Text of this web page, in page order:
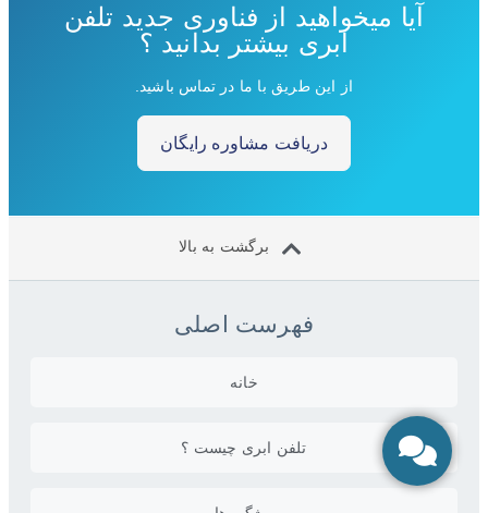
آیا میخواهید از فناوری جدید تلفن
ابری بیشتر بدانید ؟
از این طریق با ما در تماس باشید.
دریافت مشاوره رایگان
برگشت به بالا
فهرست اصلی
خانه
تلفن ابری چیست ؟